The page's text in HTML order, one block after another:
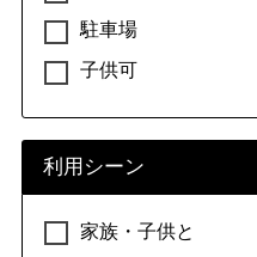
駐車場
子供可
利用シーン
家族・子供と